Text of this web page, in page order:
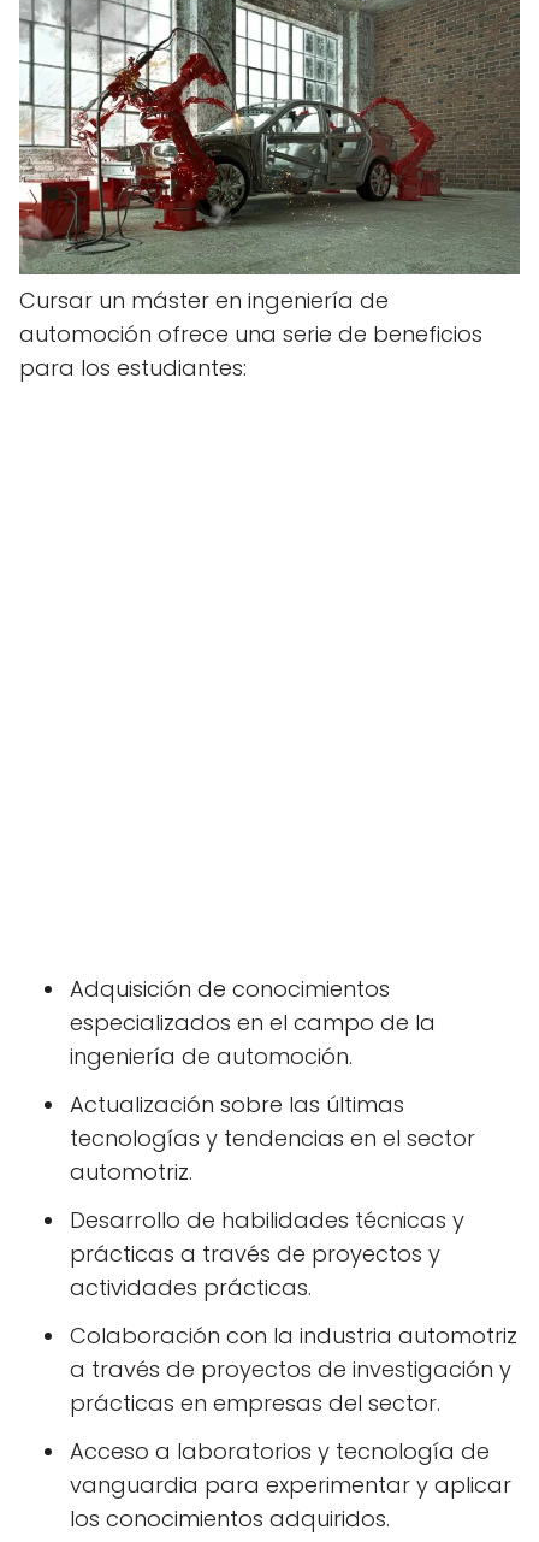
Cursar un máster en ingeniería de
automoción ofrece una serie de beneficios
para los estudiantes:
Adquisición de conocimientos
especializados en el campo de la
ingeniería de automoción.
Actualización sobre las últimas
tecnologías y tendencias en el sector
automotriz.
Desarrollo de habilidades técnicas y
prácticas a través de proyectos y
actividades prácticas.
Colaboración con la industria automotriz
a través de proyectos de investigación y
prácticas en empresas del sector.
Acceso a laboratorios y tecnología de
vanguardia para experimentar y aplicar
los conocimientos adquiridos.